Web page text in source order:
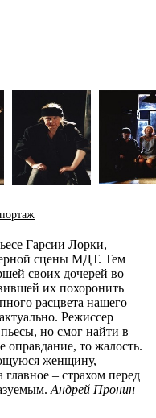
Гарсии Лорки,
сцены МДТ. Тем
своих дочерей во
их похоронить
расцвета нашего
Режиссер
но смог найти в
оправдание, то жалость.
женщину,
– страхом перед
Андрей Пронин